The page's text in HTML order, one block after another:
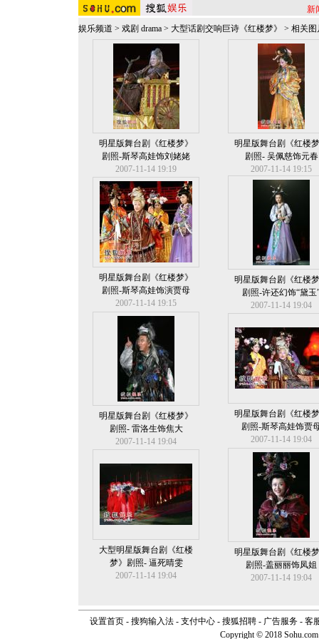
新
娱乐频道 > 戏剧 drama > 大型话剧交响巨诗《红楼梦》 > 相关图
明星版舞台剧《红楼梦》
剧照-斯琴高娃饰刘姥姥
2007-11-14 19:19
明星版舞台剧《红楼
剧照- 吴佩慈饰元春
2007-11-14 19:15
明星版舞台剧《红楼梦》
剧照-斯琴高娃饰演贾母
2007-11-14 19:15
明星版舞台剧《红楼
剧照-许还幻饰“黛玉
2007-11-14 19:04
明星版舞台剧《红楼梦》
剧照- 雷洛生饰焦大
2007-11-14 19:04
明星版舞台剧《红楼
剧照-斯琴高娃饰贾
2007-11-14 19:04
大型明星版舞台剧《红楼
梦》剧照- 逼死晴雯
2007-11-14 19:04
明星版舞台剧《红楼
剧照-盖丽丽饰凤姐
2007-11-14 19:04
设置首页- 搜狗输入法- 支付中心- 搜狐招聘- 广告服务- 客
Copyright © 2018